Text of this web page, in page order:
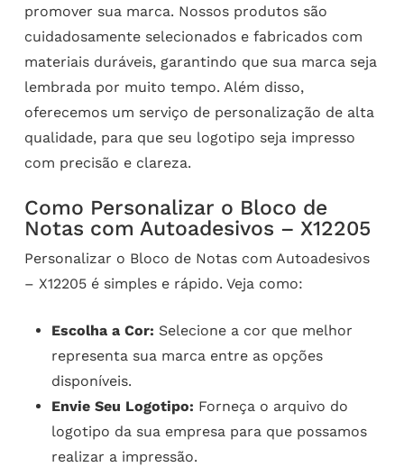
promover sua marca. Nossos produtos são
cuidadosamente selecionados e fabricados com
materiais duráveis, garantindo que sua marca seja
lembrada por muito tempo. Além disso,
oferecemos um serviço de personalização de alta
qualidade, para que seu logotipo seja impresso
com precisão e clareza.
Como Personalizar o Bloco de
Notas com Autoadesivos – X12205
Personalizar o Bloco de Notas com Autoadesivos
– X12205 é simples e rápido. Veja como:
Escolha a Cor: Selecione a cor que melhor
representa sua marca entre as opções
disponíveis.
Envie Seu Logotipo: Forneça o arquivo do
logotipo da sua empresa para que possamos
realizar a impressão.